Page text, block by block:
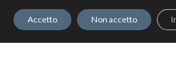
Accetto Non accetto